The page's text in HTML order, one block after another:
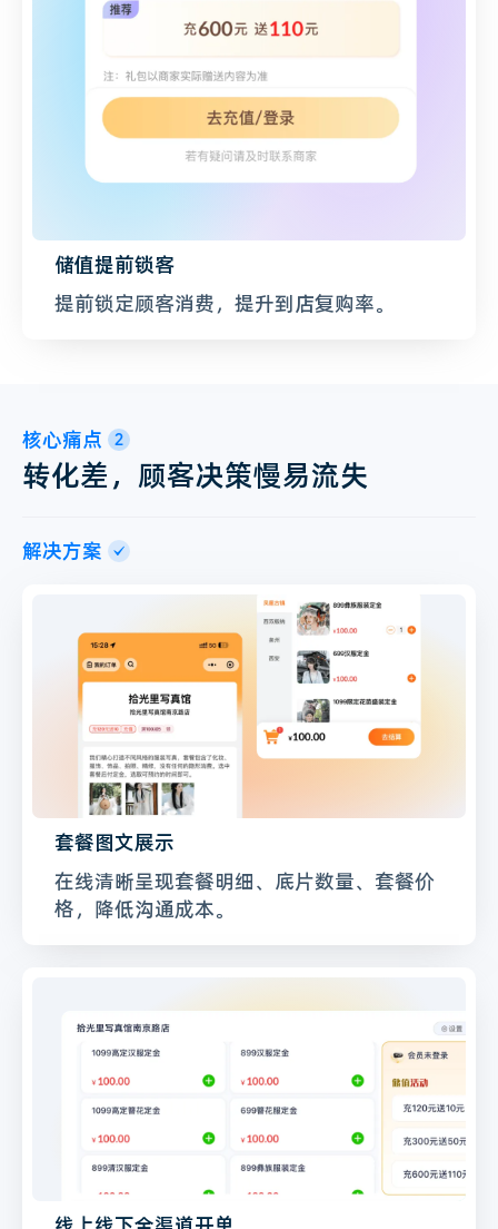
储值提前锁客
提前锁定顾客消费，提升到店复购率。
核心痛点 2
转化差，顾客决策慢易流失
解决方案
套餐图文展示
在线清晰呈现套餐明细、底片数量、套餐价
格，降低沟通成本。